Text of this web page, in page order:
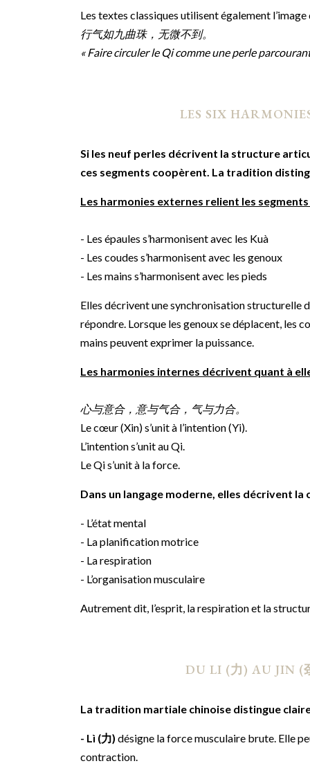
Les textes classiques utilisent également
行气如九曲珠，无微不到。
« Faire circuler le Qi comme une perle
LES SIX
Si les neuf perles décrivent la structure
ces segments coopèrent. La tradition
Les harmonies externes relient les
- Les épaules s’harmonisent avec les Kuà
- Les coudes s’harmonisent avec les genoux
- Les mains s’harmonisent avec les pieds
Elles décrivent une synchronisation structurelle
répondre. Lorsque les genoux se déplacent, les
mains peuvent exprimer la puissance.
Les harmonies internes décrivent quant à
心与意合，意与气合，气与力合。
Le cœur (Xin) s’unit à l’intention (Yi).
L’intention s’unit au Qi.
Le Qi s’unit à la force.
Dans un langage moderne, elles décrivent
- L’état mental
- La planification motrice
- La respiration
- L’organisation musculaire
Autrement dit, l’esprit, la respiration et la
DU LI (力) AU JIN (
La tradition martiale chinoise distingue
- Lì (力) désigne la force musculaire brute. Elle
contraction.